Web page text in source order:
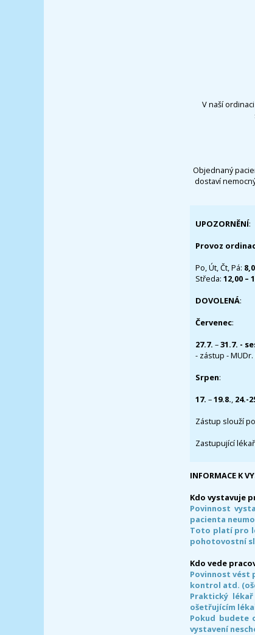
V naší
Objednaný
dostaví
UPOZORNĚNÍ:
Provoz
Po, Út, Čt, Pá:
Středa: 12,00 –
DOVOLENÁ:
Červenec:
27.7. –31.7. -
- zástup -
Srpen:
17. –19.8., 24.-
Zástup slouží
Zastupující
INFORMACE K
Kdo vystavuje
Povinnost
pacienta
Toto platí pro
pohotovostní
Kdo vede
Povinnost vést
kontrol atd.
Praktický
ošetřujícím
Pokud budete
vystavení